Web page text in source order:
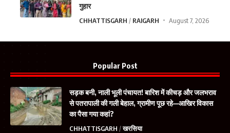
गुहार
CHHATTISGARH RAIGARH August 7, 2026
Popular Post
सड़क बनी, नाली भूली पंचायत! बारिश में कीचड़ और जलभराव
से पतरापाली की गली बेहाल, ग्रामीण पूछ रहे—आखिर विकास
का पैसा गया कहां?
CHHATTISGARH खरसिया